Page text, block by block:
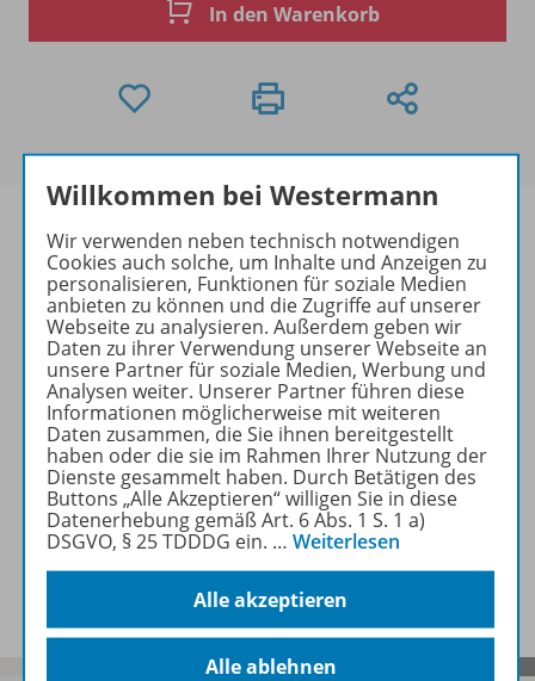
In den Warenkorb
Produktinformationen
Beschreibung
Zugehörige Produkte
Benachrichtigungs-Service
Willkommen bei Westermann
Wir verwenden neben technisch notwendigen
Cookies auch solche, um Inhalte und Anzeigen zu
personalisieren, Funktionen für soziale Medien
anbieten zu können und die Zugriffe auf unserer
Webseite zu analysieren. Außerdem geben wir
Daten zu ihrer Verwendung unserer Webseite an
unsere Partner für soziale Medien, Werbung und
Analysen weiter. Unserer Partner führen diese
Informationen möglicherweise mit weiteren
Daten zusammen, die Sie ihnen bereitgestellt
haben oder die sie im Rahmen Ihrer Nutzung der
Dienste gesammelt haben. Durch Betätigen des
Buttons „Alle Akzeptieren“ willigen Sie in diese
Datenerhebung gemäß Art. 6 Abs. 1 S. 1 a)
DSGVO, § 25 TDDDG ein. … Weiterlesen
Alle akzeptieren
Alle ablehnen